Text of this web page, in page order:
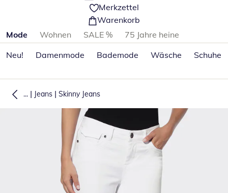
Merkzettel
Warenkorb
Produktkategorien überspringen
Mode Wohnen SALE %
75 Jahre heine
Neu!
Damenmode Bademode Wäsche Schuhe
... | Jeans | Skinny Jeans